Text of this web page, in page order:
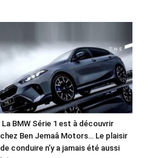
La BMW Série 1 est à découvrir
chez Ben Jemaâ Motors… Le plaisir
de conduire n’y a jamais été aussi